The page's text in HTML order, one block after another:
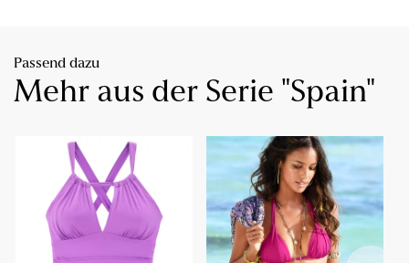
Passend dazu
Mehr aus der Serie "Spain"